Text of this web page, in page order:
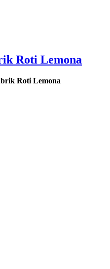
Roti Lemona
Roti Lemona